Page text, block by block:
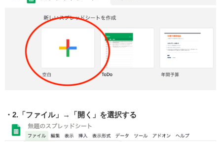
2.「ファイル」→「開く」を選択する